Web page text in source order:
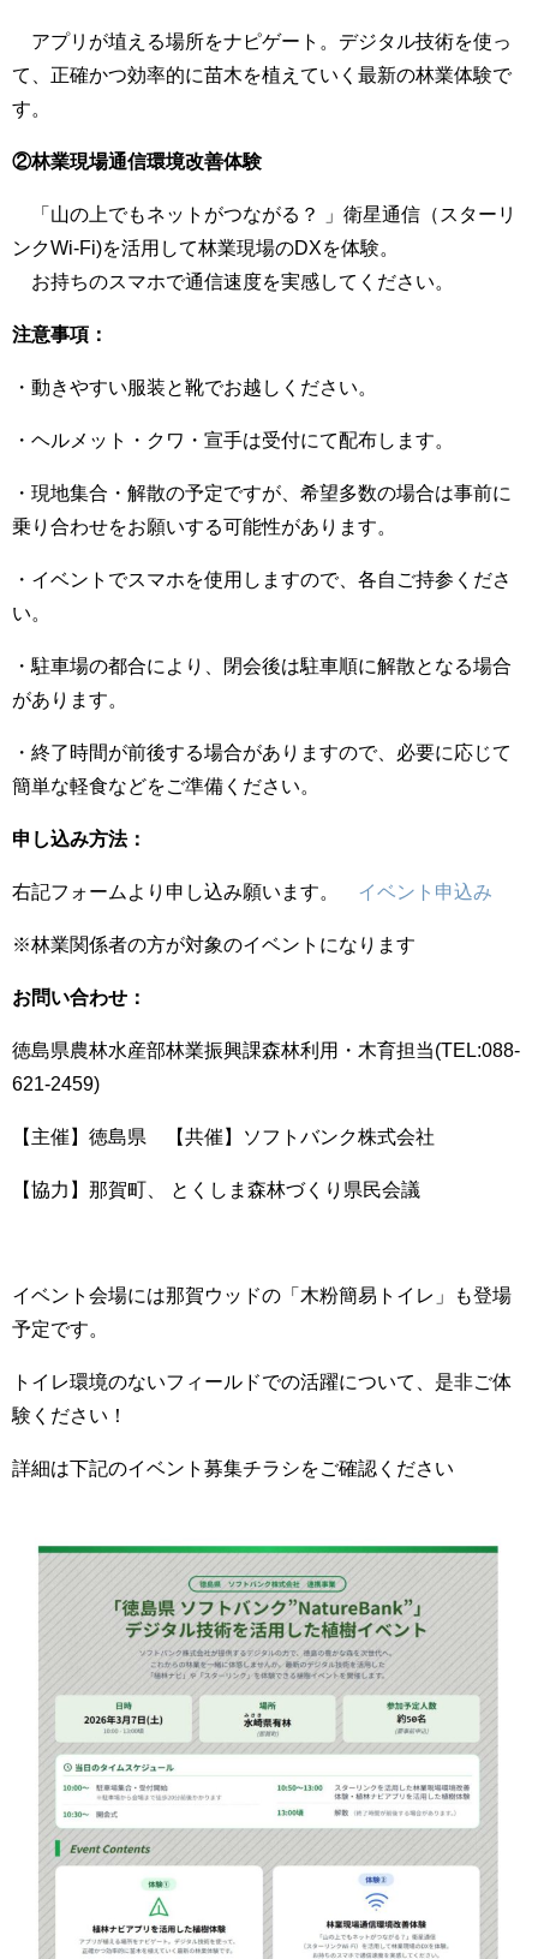
アプリが埴える場所をナピゲート。デジタル技術を使っ
て、正確かつ効率的に苗木を植えていく最新の林業体験で
す。
②林業現場通信環境改善体験
「山の上でもネットがつながる？ 」衛星通信（スターリ
ンクWi-Fi)を活用して林業現場のDXを体験。
お持ちのスマホで通信速度を実感してください。
注意事項：
・動きやすい服装と靴でお越しください。
・ヘルメット・クワ・宣手は受付にて配布します。
・現地集合・解散の予定ですが、希望多数の場合は事前に
乗り合わせをお願いする可能性があります。
・イベントでスマホを使用しますので、各自ご持参くださ
い。
・駐車場の都合により、閉会後は駐車順に解散となる場合
があります。
・終了時間が前後する場合がありますので、必要に応じて
簡単な軽食などをご準備ください。
申し込み方法：
右記フォームより申し込み願います。 イベント申込み
※林業関係者の方が対象のイベントになります
お問い合わせ：
徳島県農林水産部林業振興課森林利用・木育担当(TEL:088-
621-2459)
【主催】徳島県 【共催】ソフトバンク株式会社
【協力】那賀町、 とくしま森林づくり県民会議
イベント会場には那賀ウッドの「木粉簡易トイレ」も登場
予定です。
トイレ環境のないフィールドでの活躍について、是非ご体
験ください！
詳細は下記のイベント募集チラシをご確認ください